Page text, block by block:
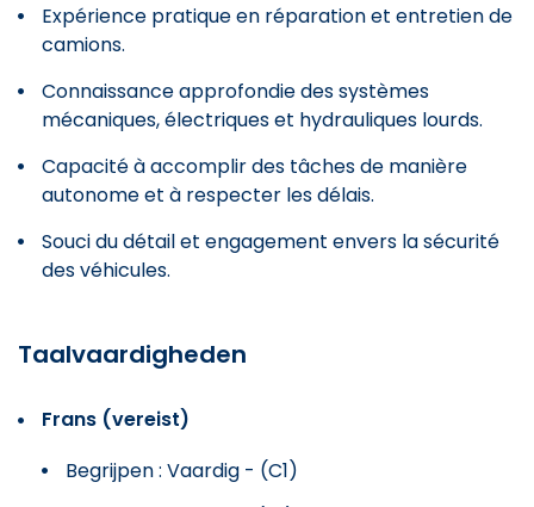
Expérience pratique en réparation et entretien de
camions.
Connaissance approfondie des systèmes
mécaniques, électriques et hydrauliques lourds.
Capacité à accomplir des tâches de manière
autonome et à respecter les délais.
Souci du détail et engagement envers la sécurité
des véhicules.
Taalvaardigheden
Frans (vereist)
Begrijpen : Vaardig - (C1)